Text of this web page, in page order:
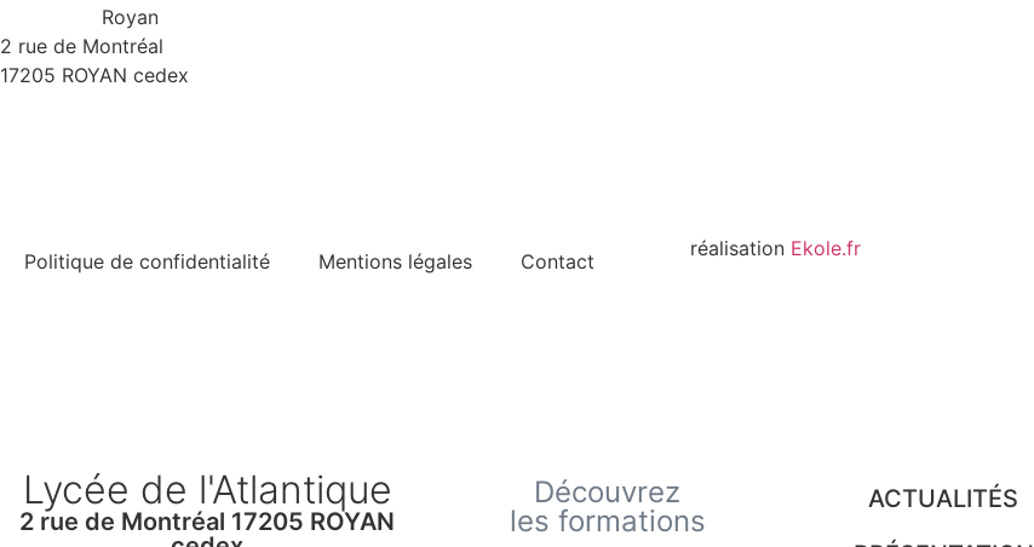
Royan
2 rue de Montréal
17205 ROYAN cedex
Politique de confidentialité Mentions légales Contact
réalisation Ekole.fr
Lycée de l'Atlantique
2 rue de Montréal 17205 ROYAN
Découvrez
les formations
ACTUALITÉS